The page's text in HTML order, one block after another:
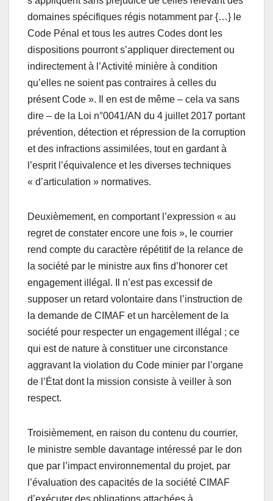
domaines spécifiques régis notamment par {…} le
Code Pénal et tous les autres Codes dont les
dispositions pourront s’appliquer directement ou
indirectement à l’Activité minière à condition
qu’elles ne soient pas contraires à celles du
présent Code ». Il en est de même – cela va sans
dire – de la Loi n°0041/AN du 4 juillet 2017 portant
prévention, détection et répression de la corruption
et des infractions assimilées, tout en gardant à
l’esprit l’équivalence et les diverses techniques
« d’articulation » normatives.
Deuxièmement, en comportant l’expression « au
regret de constater encore une fois », le courrier
rend compte du caractère répétitif de la relance de
la société par le ministre aux fins d’honorer cet
engagement illégal. Il n’est pas excessif de
supposer un retard volontaire dans l’instruction de
la demande de CIMAF et un harcèlement de la
société pour respecter un engagement illégal ; ce
qui est de nature à constituer une circonstance
aggravant la violation du Code minier par l’organe
de l’État dont la mission consiste à veiller à son
respect.
Troisièmement, en raison du contenu du courrier,
le ministre semble davantage intéressé par le don
que par l’impact environnemental du projet, par
l’évaluation des capacités de la société CIMAF
d’exécuter des obligations attachées à